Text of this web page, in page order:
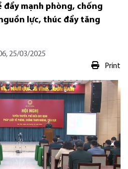
đẩy mạnh phòng, chống
lực, thúc đẩy tăng
25/03/2025
Print